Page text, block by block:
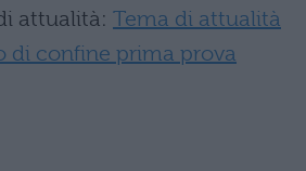
attualità: Tema di attualità
di confine prima prova